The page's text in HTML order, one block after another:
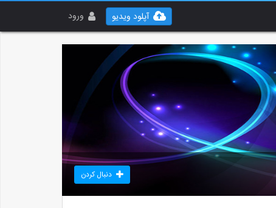
ورود آپلود ویدیو
دنبال کردن